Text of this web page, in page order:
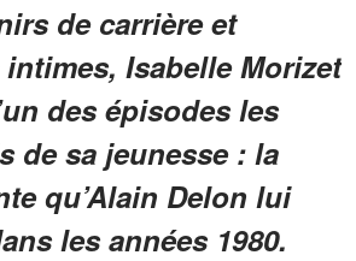
de carrière et
Isabelle Morizet
des épisodes les
de sa jeunesse : la
qu’Alain Delon lui
les années 1980.